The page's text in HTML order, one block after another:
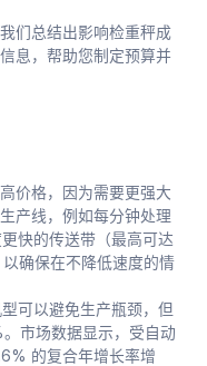
们总结出影响检重秤成
息，帮助您制定预算并
价格，因为需要更强大
产线，例如每分钟处理
快的传送带（最高可达
确保在不降低速度的情
可以避免生产瓶颈，但
市场数据显示，受自动
的复合年增长率增